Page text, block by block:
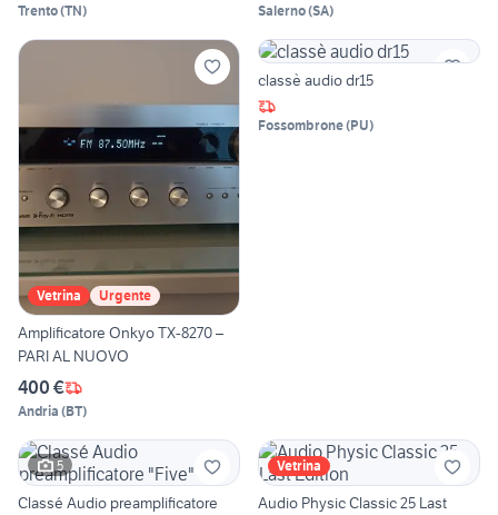
Trento(TN) Salerno(SA)
Vetrina Urgente
Amplificatore Onkyo TX-8270 –
PARI AL NUOVO
400 €
Andria (BT)
classè audio dr15
Fossombrone(PU)
5
Classé Audio preamplificatore
Vetrina
Audio Physic Classic 25 Last